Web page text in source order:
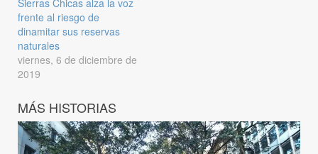
Sierras Chicas alza la voz
frente al riesgo de
dinamitar sus reservas
naturales
viernes, 6 de diciembre de
2019
MÁS HISTORIAS